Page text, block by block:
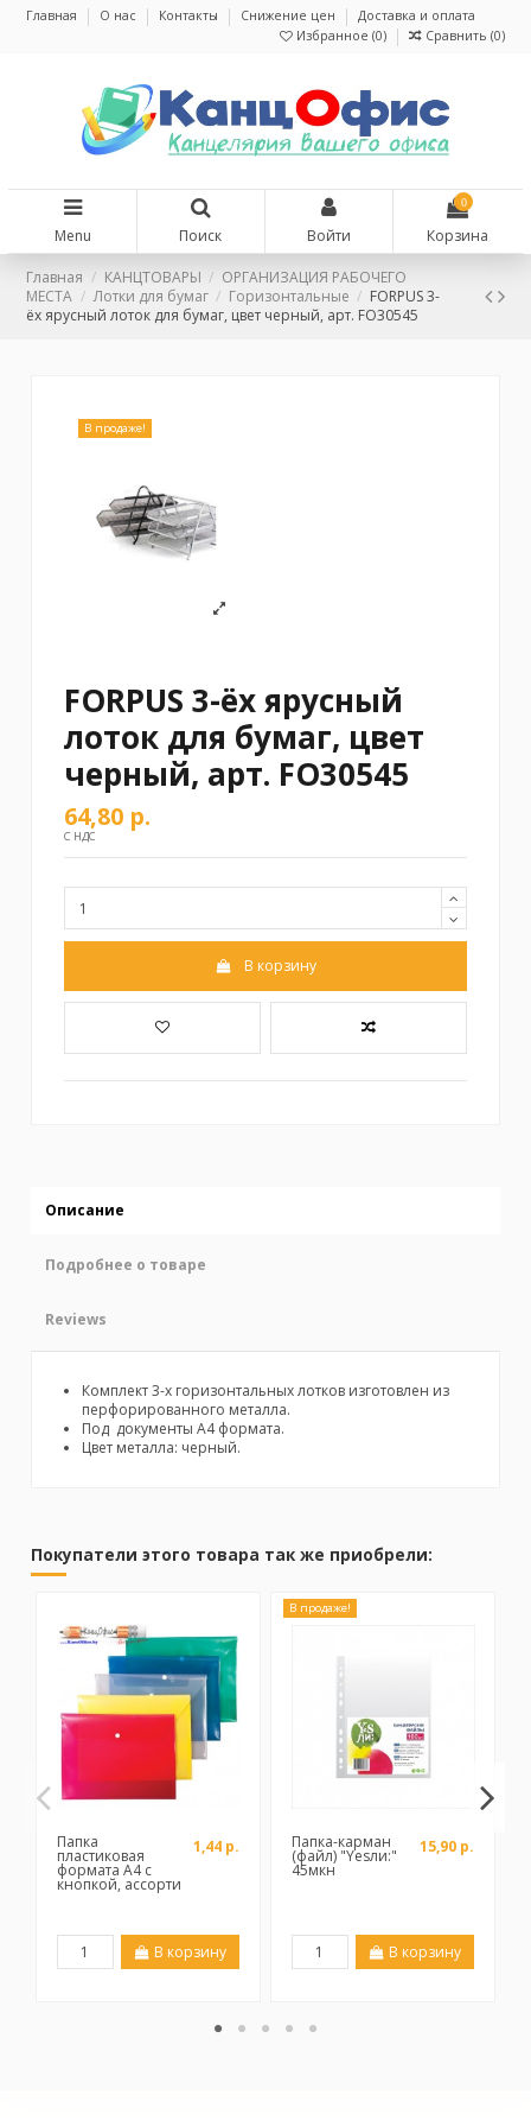
Главная О нас Контакты Снижение цен
Доставка и оплата
Избранное (0) Сравнить (0)
Menu Поиск Войти
0
Корзина
Главная КАНЦТОВАРЫ
ОРГАНИЗАЦИЯ РАБОЧЕГО
МЕСТА
Лотки для бумаг Горизонтальные
FORPUS 3-
ёх ярусный лоток для бумаг, цвет черный, арт. FO30545
В продаже!
FORPUS 3-ёх ярусный
лоток для бумаг, цвет
черный, арт. FO30545
64,80 р.
С НДС
В корзину
Описание
Подробнее о товаре
Reviews
Комплект 3-х горизонтальных лотков изготовлен из
перфорированного металла.
Под документы А4 формата.
Цвет металла: черный.
Покупатели этого товара так же приобрели:
Папка
пластиковая
формата А4 с
кнопкой, ассорти
1,44 р.
В корзину
В продаже!
Папка-карман
(файл) "Yesли:"
45мкн
15,90 р.
В корзину